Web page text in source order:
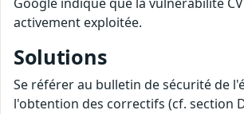
Google indique que la vulnérabilité
activement exploitée.
Solutions
Se référer au bulletin de sécurité de
l'obtention des correctifs (cf. section